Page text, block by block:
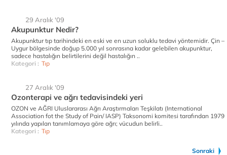
29 Aralık '09
Akupunktur Nedir?
Akupunktur tıp tarihindeki en eski ve en uzun soluklu tedavi yöntemidir. Çin –
Uygur bölgesinde doğup 5.000 yıl sonrasına kadar gelebilen akupunktur,
sadece hastalığın belirtilerini değil hastalığın ..
Kategori : Tıp
27 Aralık '09
Ozonterapi ve ağrı tedavisindeki yeri
OZON ve AĞRI Uluslararası Ağrı Araştırmaları Teşkilatı (International
Association fot the Study of Pain/ IASP) Taksonomi komitesi tarafından 1979
yılında yapılan tanımlamaya göre ağrı; vücudun belirli..
Kategori : Tıp
Sonraki